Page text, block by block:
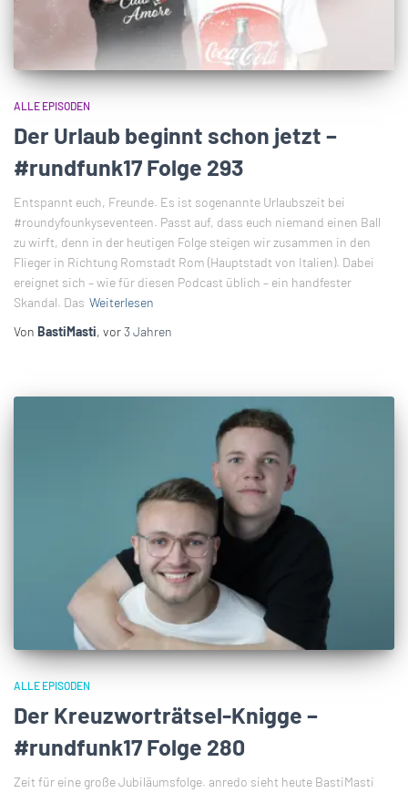
ALLE EPISODEN
Der Urlaub beginnt schon jetzt –
#rundfunk17 Folge 293
Entspannt euch, Freunde. Es ist sogenannte Urlaubszeit bei
#roundyfounkyseventeen. Passt auf, dass euch niemand einen Ball
zu wirft, denn in der heutigen Folge steigen wir zusammen in den
Flieger in Richtung Romstadt Rom (Hauptstadt von Italien). Dabei
ereignet sich – wie für diesen Podcast üblich – ein handfester
Skandal. Das Weiterlesen
Von BastiMasti, vor3 Jahren
ALLE EPISODEN
Der Kreuzworträtsel-Knigge –
#rundfunk17 Folge 280
Zeit für eine große Jubiläumsfolge. anredo sieht heute BastiMasti